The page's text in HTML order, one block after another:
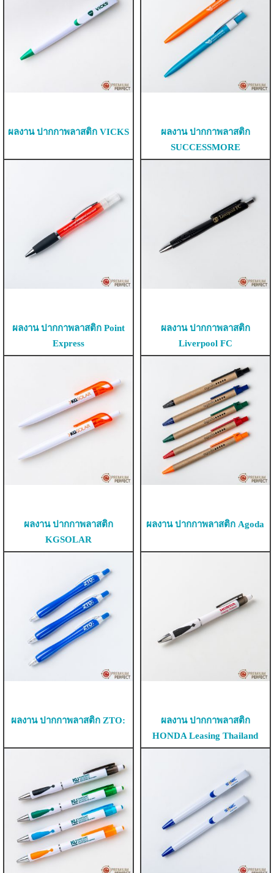
ผลงาน ปากกาพลาสติก VICKS
ผลงาน ปากกาพลาสติก
SUCCESSMORE
ผลงาน ปากกาพลาสติก Point
Express
ผลงาน ปากกาพลาสติก
Liverpool FC
ผลงาน ปากกาพลาสติก
KGSOLAR
ผลงาน ปากกาพลาสติก Agoda
ผลงาน ปากกาพลาสติก ZTO:
ผลงาน ปากกาพลาสติก
HONDA Leasing Thailand